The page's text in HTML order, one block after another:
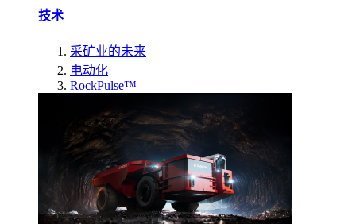
技术
采矿业的未来
电动化
RockPulse™